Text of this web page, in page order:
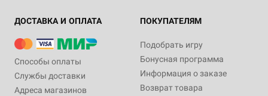
ДОСТАВКА И ОПЛАТА
Способы оплаты
Службы доставки
Адреса магазинов
ПОКУПАТЕЛЯМ
Подобрать игру
Бонусная программа
Информация о заказе
Возврат товара